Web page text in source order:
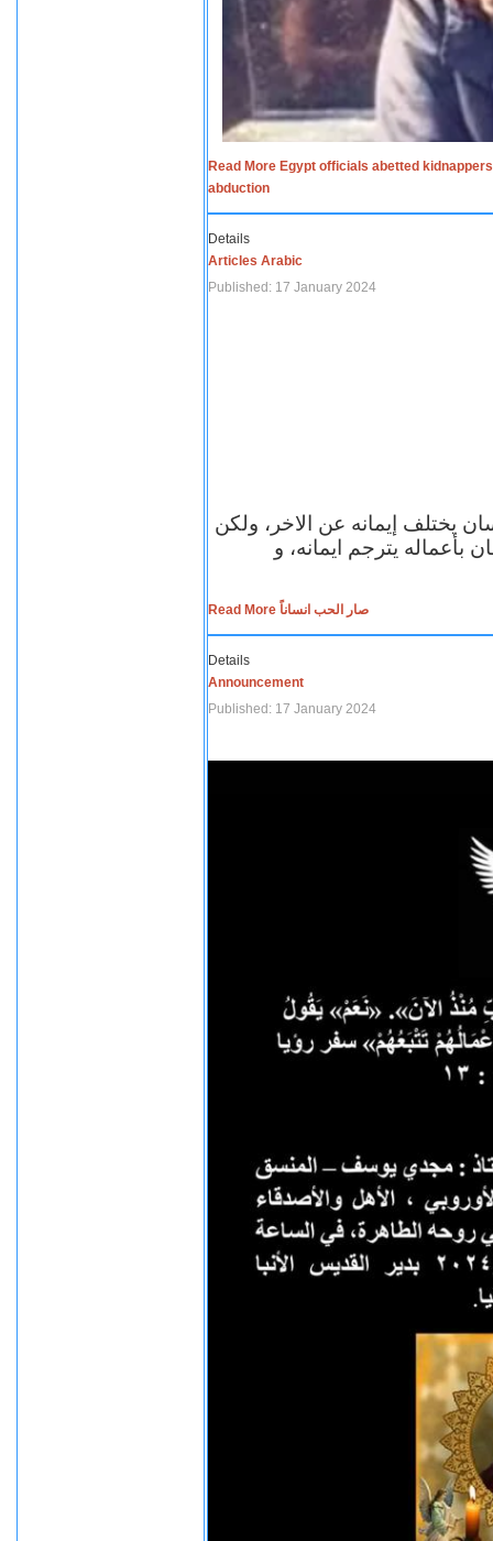
Read More Egypt officials abetted
abduction
Details
Articles Arabic
Published: 17 January 2024
يختلف إيمانه عن الاخر، ولكن
بأعماله يترجم ايمانه، و
Read More صار الحب انساناً
Details
Announcement
Published: 17 January 2024